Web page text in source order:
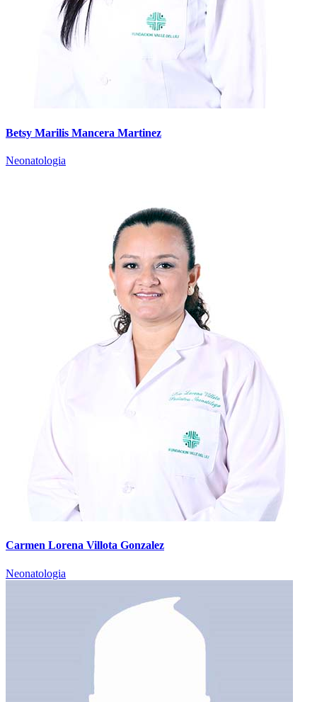
Betsy Marilis Mancera Martinez
Neonatologia
Carmen Lorena Villota Gonzalez
Neonatologia